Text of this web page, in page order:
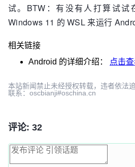
试。BTW：有没有人打算试试
Windows 11 的 WSL 来运行
相关链接
Android 的详细介绍： 点击
本站新闻禁止未经授权转载，违者依法
联系：oscbianji#oschina.cn
评论: 32